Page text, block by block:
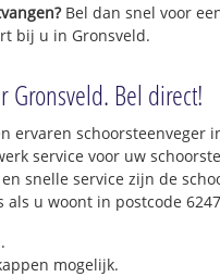
Bel dan snel voor
bij u in Gronsveld.
Gronsveld. Bel direct!
ervaren schoorsteenveger
service voor uw
snelle service zijn de
u woont in postcode
mogelijk.